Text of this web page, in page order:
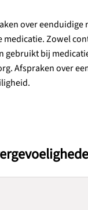
over
Zowel
gebruikt bij
Afspraken over